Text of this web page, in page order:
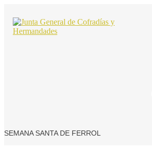
contido
SEMANA SANTA DE FERROL